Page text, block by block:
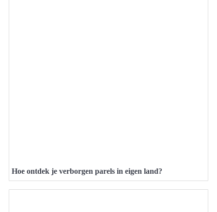
Hoe ontdek je verborgen parels in eigen land?